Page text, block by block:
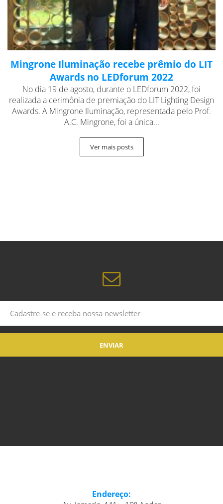
Mingrone Iluminação recebe prêmio do LIT
Awards no LEDforum 2022
No dia 19 de agosto, durante o LEDforum 2022, foi
realizada a cerimônia de premiação do LIT Lighting Design
Awards. A Mingrone Iluminação, representada pelo Prof.
A.C. Mingrone, foi a única...
Ver mais posts
Endereço: